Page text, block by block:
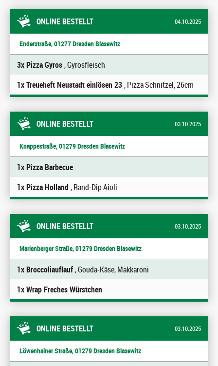
ONLINE BESTELLT 04.10.2025
Enderstraße, 01277 Dresden Blasewitz
3x Pizza Gyros, Gyrosfleisch
1x Treueheft Neustadt einlösen 23, Pizza Schnitzel, 26cm
ONLINE BESTELLT 03.10.2025
Knappestraße, 01279 Dresden Blasewitz
1x Pizza Barbecue
1x Pizza Holland , Rand-Dip Aioli
ONLINE BESTELLT 03.10.2025
Marienberger Straße, 01279 Dresden Blasewitz
1x Broccoliauflauf, Gouda-Käse, Makkaroni
1x Wrap Freches Würstchen
ONLINE BESTELLT 03.10.2025
Löwenhainer Straße, 01279 Dresden Blasewitz